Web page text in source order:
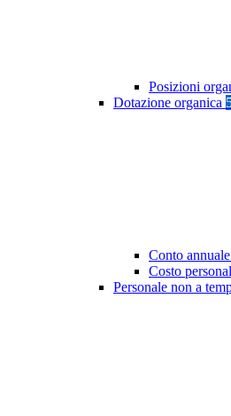
Posizioni
Dotazione organica
Conto
Costo
Personale non a